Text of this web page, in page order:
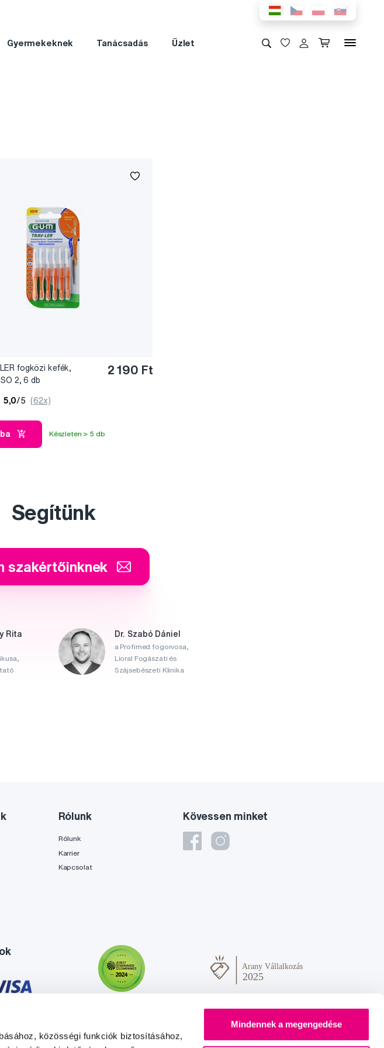
közösségi funkciók biztosításához,
Mindennek a megengedése
Gyermekeknek Tanácsadás Üzlet
fogközi kefék,
2, 6 db
2 190 Ft
5,0/5 (62x)
Készleten > 5 db
Segítünk
szakértőinknek
Rita Dr. Szabó Dániel
a Profimed fogorvosa,
Lioral Fogászati és
Szájsebészeti Klinika
Kövessen minket
Rólunk
Rólunk
Karrier
Kapcsolat